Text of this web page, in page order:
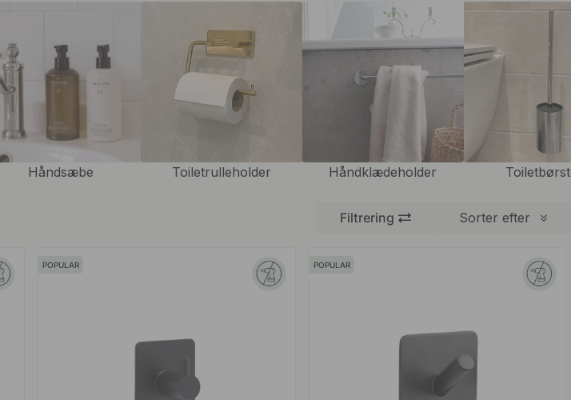
Håndsæbe Toiletrulleholder Håndklædeholder
Sorter efter
Filtrering
POPULAR POPULAR